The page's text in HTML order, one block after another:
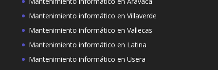
Mantenimiento informático en Villaverde
Mantenimiento informático en Vallecas
Mantenimiento informático en Latina
Mantenimiento informático en Usera